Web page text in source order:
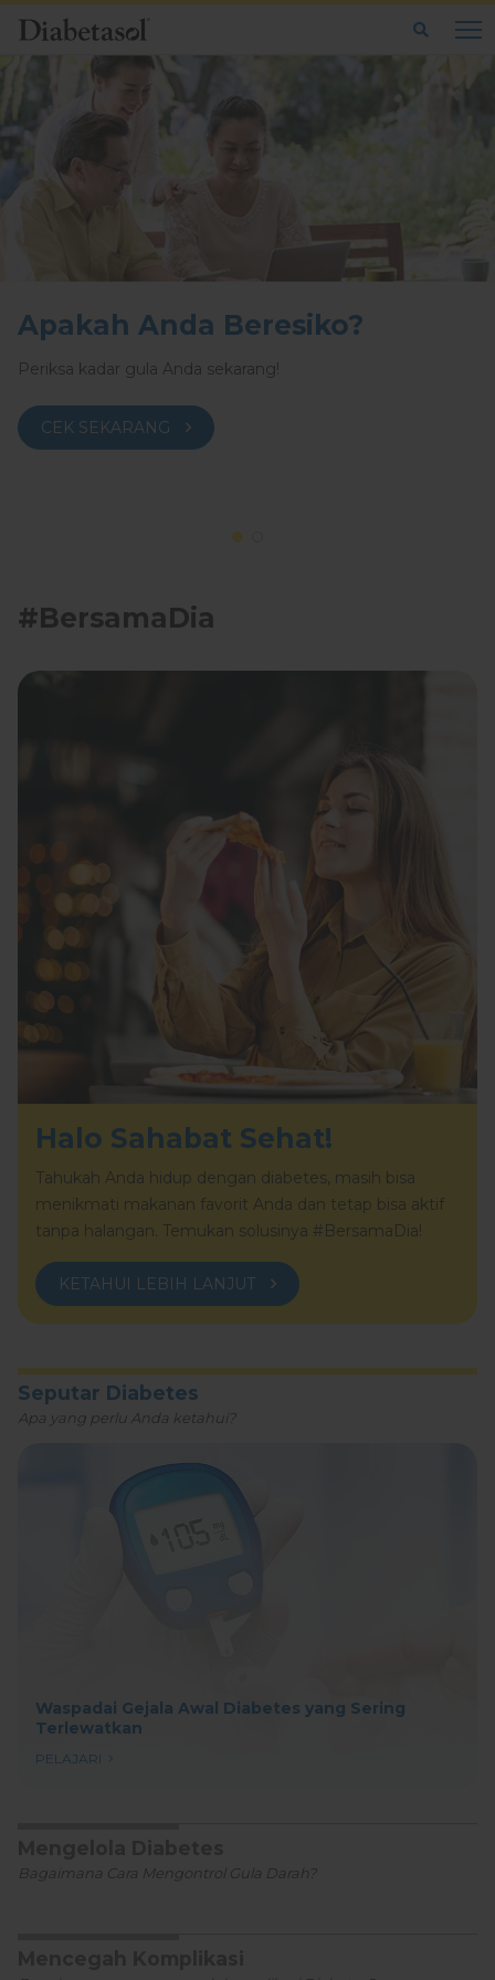
Apakah Anda Beresiko?
Periksa kadar gula Anda sekarang!
CEK SEKARANG
#BersamaDia
Halo Sahabat Sehat!
Tahukah Anda hidup dengan diabetes, masih bisa
menikmati makanan favorit Anda dan tetap bisa aktif
tanpa halangan. Temukan solusinya #BersamaDia!
KETAHUI LEBIH LANJUT
Seputar Diabetes
Apa yang perlu Anda ketahui?
Waspadai Gejala Awal Diabetes yang Sering
Terlewatkan
PELAJARI
Bagaimana Cara Mengontrol Gula Darah?